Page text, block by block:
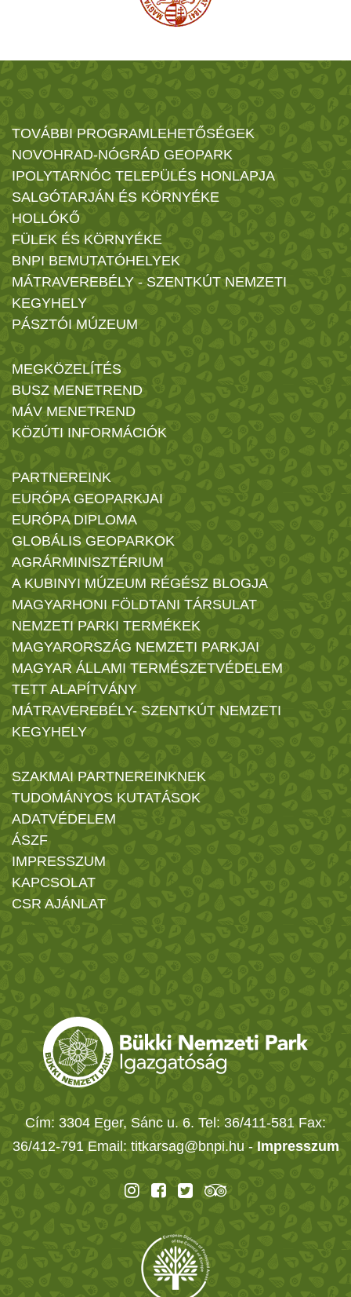
TOVÁBBI PROGRAMLEHETŐSÉGEK
NOVOHRAD-NÓGRÁD GEOPARK
IPOLYTARNÓC TELEPÜLÉS HONLAPJA
SALGÓTARJÁN ÉS KÖRNYÉKE
HOLLÓKŐ
FÜLEK ÉS KÖRNYÉKE
BNPI BEMUTATÓHELYEK
MÁTRAVEREBÉLY - SZENTKÚT NEMZETI
KEGYHELY
PÁSZTÓI MÚZEUM
MEGKÖZELÍTÉS
BUSZ MENETREND
MÁV MENETREND
KÖZÚTI INFORMÁCIÓK
PARTNEREINK
EURÓPA GEOPARKJAI
EURÓPA DIPLOMA
GLOBÁLIS GEOPARKOK
AGRÁRMINISZTÉRIUM
A KUBINYI MÚZEUM RÉGÉSZ BLOGJA
MAGYARHONI FÖLDTANI TÁRSULAT
NEMZETI PARKI TERMÉKEK
MAGYARORSZÁG NEMZETI PARKJAI
MAGYAR ÁLLAMI TERMÉSZETVÉDELEM
TETT ALAPÍTVÁNY
MÁTRAVEREBÉLY- SZENTKÚT NEMZETI
KEGYHELY
SZAKMAI PARTNEREINKNEK
TUDOMÁNYOS KUTATÁSOK
ADATVÉDELEM
ÁSZF
IMPRESSZUM
KAPCSOLAT
CSR AJÁNLAT
Cím: 3304 Eger, Sánc u. 6. Tel: 36/411-581 Fax:
36/412-791 Email: titkarsag@bnpi.hu - Impresszum